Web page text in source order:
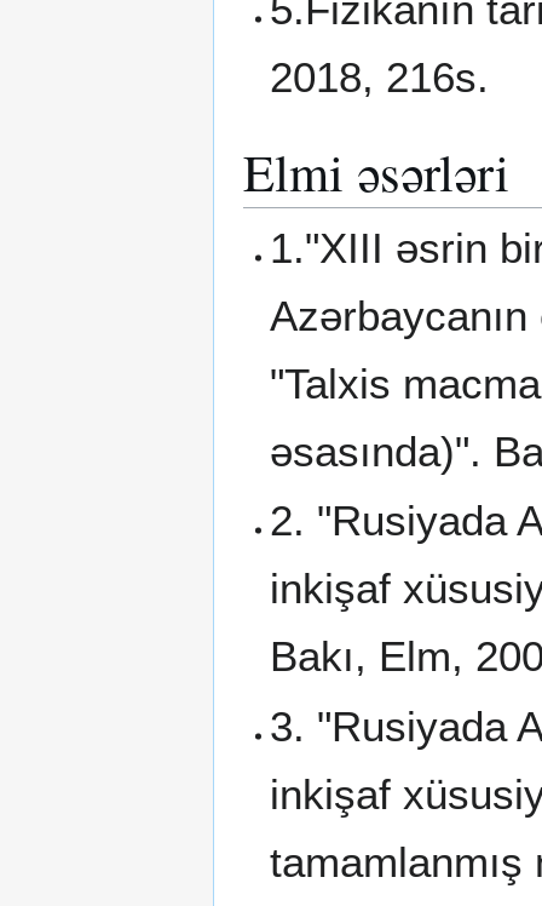
2018, 216s.
Elmi əsərləri
1."XIII əsrin
"Talxis
əsasında)".
2. "Rusiyada
inkişaf
Bakı, Elm,
3. "Rusiyada
inkişaf